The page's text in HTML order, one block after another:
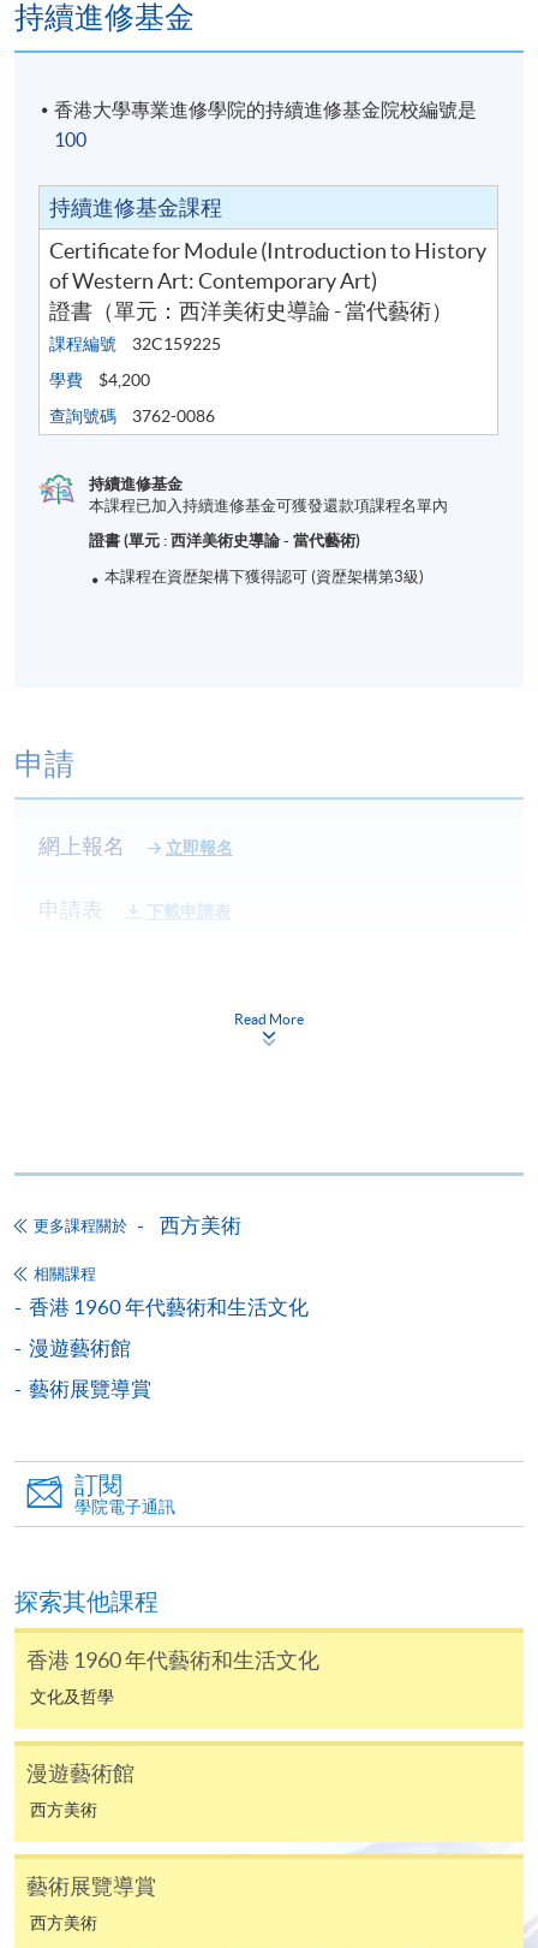
持續進修基金
香港大學專業進修學院的持續進修基金院校編號是
100
持續進修基金課程
Certificate for Module (Introduction to History
of Western Art: Contemporary Art)
證書（單元：西洋美術史導論 - 當代藝術）
課程編號
32C159225
學費
$4,200
查詢號碼
3762-0086
持續進修基金
本課程已加入持續進修基金可獲發還款項課程名單內
證書 (單元 : 西洋美術史導論 - 當代藝術)
本課程在資歴架構下獲得認可 (資歴架構第3級)
申請
網上報名 立即報名
申請表 下載申請表
各報名中心遞交下列文件或(3)郵寄文件至︰
學歷副本(包括證書及成績單)、相關專業資格副
本；及
Read More
更多課程關於 西方美術
相關課程
香港 1960 年代藝術和生活文化
漫遊藝術館
藝術展覽導賞
訂閱
學院電子通訊
探索其他課程
香港 1960 年代藝術和生活文化
文化及哲學
漫遊藝術館
西方美術
藝術展覽導賞
西方美術